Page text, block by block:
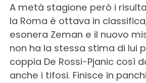
A metà stagione però i
la Roma è ottava in
esonera Zeman e il nuovo
non ha la stessa stima di lui
coppia De Rossi-Pjanic così
anche i tifosi. Finisce in